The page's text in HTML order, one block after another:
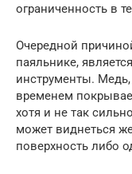
ограниченность в
Очередной
паяльнике,
инструменты.
временем
хотя и не так
может виднеться
поверхность либо